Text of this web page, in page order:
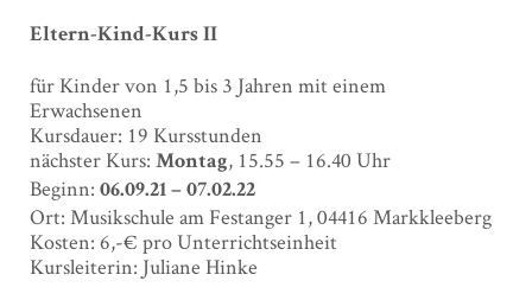
Eltern-Kind-Kurs II
für Kinder von 1,5 bis 3 Jahren mit einem
Erwachsenen
Kursdauer: 19 Kursstunden
nächster Kurs: Montag, 15.55 – 16.40 Uhr
Beginn: 06.09.21 – 07.02.22
Ort: Musikschule am Festanger 1, 04416 Markkleeberg
Kosten: 6,-€ pro Unterrichtseinheit
Kursleiterin: Juliane Hinke